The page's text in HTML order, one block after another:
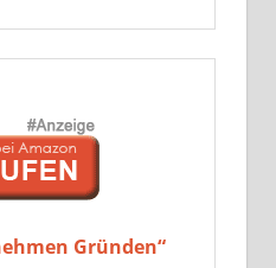
Gründen“